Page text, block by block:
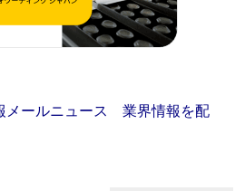
ールニュース 業界情報を配